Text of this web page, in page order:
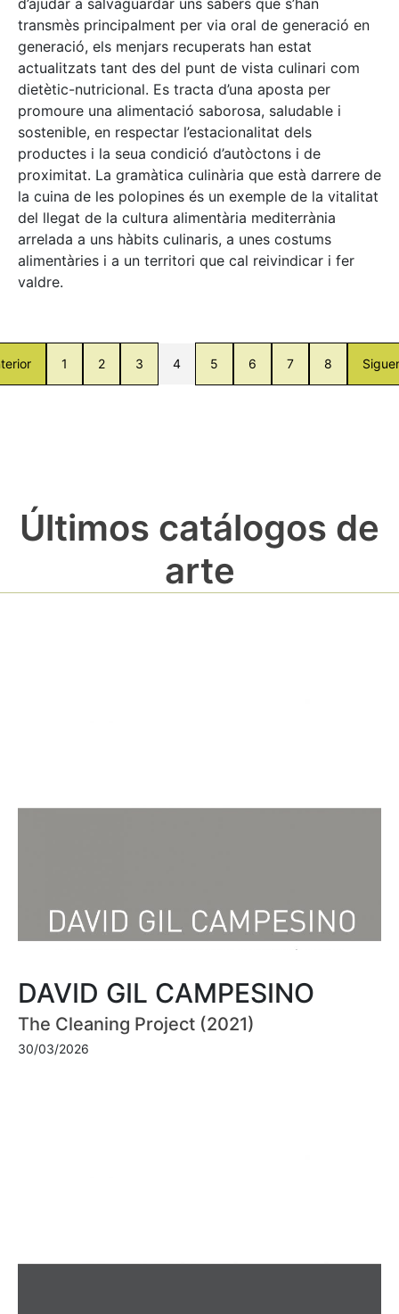
transmès principalment per via oral de generació en
generació, els menjars recuperats han estat
actualitzats tant des del punt de vista culinari com
dietètic-nutricional. Es tracta d’una aposta per
promoure una alimentació saborosa, saludable i
sostenible, en respectar l’estacionalitat dels
productes i la seua condició d’autòctons i de
proximitat. La gramàtica culinària que està darrere de
la cuina de les polopines és un exemple de la vitalitat
del llegat de la cultura alimentària mediterrània
arrelada a uns hàbits culinaris, a unes costums
alimentàries i a un territori que cal reivindicar i fer
valdre.
1 2 3 4 5 6 7 8
Últimos catálogos de
arte
DAVID GIL CAMPESINO
The Cleaning Project (2021)
30/03/2026